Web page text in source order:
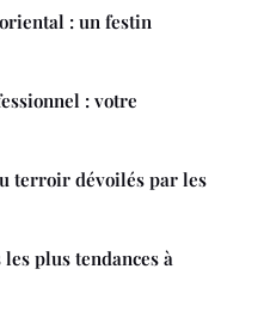
: un festin
: votre
terroir dévoilés par les
plus tendances à